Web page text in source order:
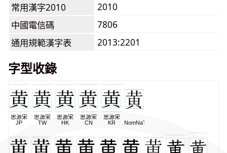
常用漢字2010
2010
中國電信碼
7806
通用規範漢字表
2013:2201
字型收錄
思源宋
JP
思源宋
TW
思源宋
HK
思源宋
CN
思源宋
KR
NomNaTong